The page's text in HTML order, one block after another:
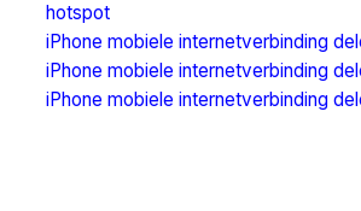
hotspot
iPhone mobiele internetverbinding
iPhone mobiele internetverbinding
iPhone mobiele internetverbinding